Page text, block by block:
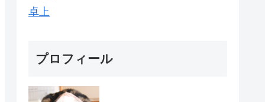
卓上
プロフィール